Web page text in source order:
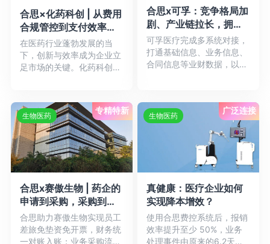
合思×化药科创 | 从费用
合规管控到支付效率提
升，费控系统如何在医
药CRO中实现 “智能精
准”
在医药行业蓬勃发展的当
下，创新与效率成为企业立
足市场的关键。化药科创医
合思x可孚：竞争格局加
剧、产业链拉长，拥抱
变革实现利润增长
可孚医疗完成多系统对接，
打通基础信息、业务信息、
合同信息等业财数据，以数
专精特新
生物医药
合思x赛傲生物 | 药企的
申请到采购，采购到付
款如何一站式跑通
合思助力赛傲生物实现员工
差旅免垫资免开票，财务统
一对账入账；业务采购流程
广泛连接
生物医药
真健康：医疗企业如何
实现降本增效？
使用合思费控系统后，报销
效率提升至少 50%，业务
处理事件由原来的6.2天下